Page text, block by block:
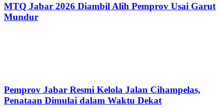
MTQ Jabar 2026 Diambil Alih Pemprov Usai Garut
Mundur
Pemprov Jabar Resmi Kelola Jalan Cihampelas,
Penataan Dimulai dalam Waktu Dekat